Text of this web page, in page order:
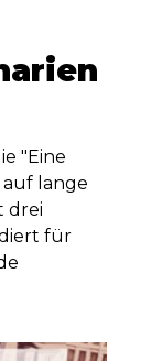
"Eine
lange
drei
für